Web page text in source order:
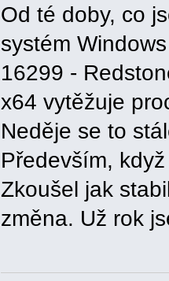
Od té doby, co
systém
16299 -
x64 vytěžuje
Neděje se to
Především,
Zkoušel jak
změna. Už rok